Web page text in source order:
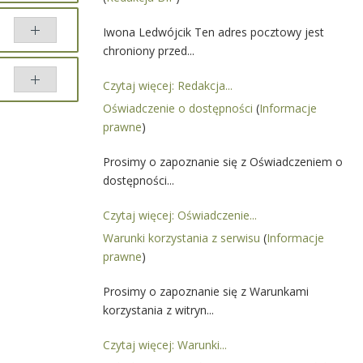
Iwona Ledwójcik Ten adres pocztowy jest
chroniony przed...
Czytaj więcej: Redakcja...
Oświadczenie o dostępności (Informacje
prawne)
Prosimy o zapoznanie się z Oświadczeniem o
dostępności...
Czytaj więcej: Oświadczenie...
Warunki korzystania z serwisu (Informacje
prawne)
Prosimy o zapoznanie się z Warunkami
korzystania z witryn...
Czytaj więcej: Warunki...